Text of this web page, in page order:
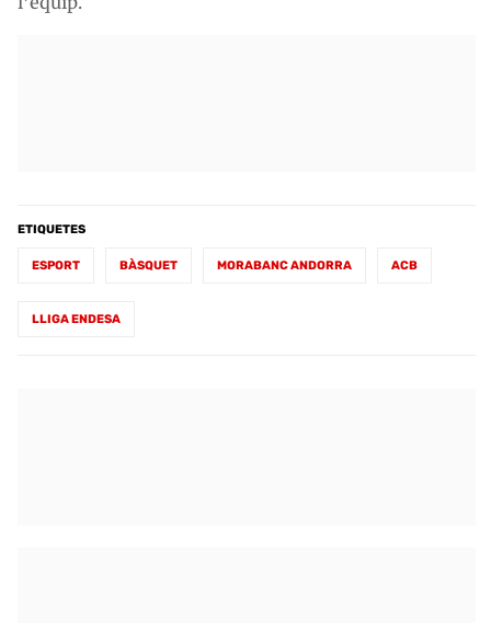
ETIQUETES
ESPORT BÀSQUET MORABANC ANDORRA ACB
LLIGA ENDESA